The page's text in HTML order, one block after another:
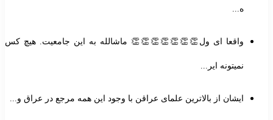
ه...
واقعا ای ول👏👏👏👏👏👏👏 ماشالله به این جامعیت. هیچ کس
نمیتونه ایر...
ایشان از بالاترین علمای عراقن با وجود این همه مرجع در عراق و...